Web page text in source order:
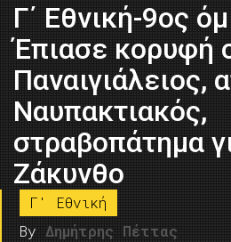
Γ΄ Εθνική-9ος
Έπιασε κορυφή
Παναιγιάλειος,
Ναυπακτιακός,
στραβοπάτημα
Ζάκυνθο
Γ' Εθνική
By Δημήτρης Πέττας